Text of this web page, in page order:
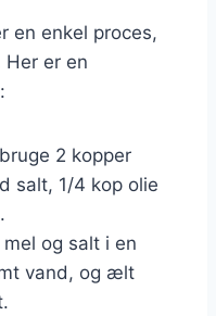
en enkel proces,
er en
2 kopper
salt, 1/4 kop olie
mel og salt i en
vand, og ælt